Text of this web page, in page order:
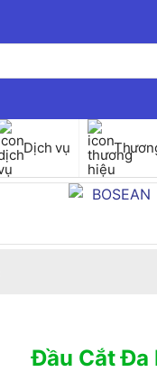
Dịch vụ
Đầu Cắt Đa